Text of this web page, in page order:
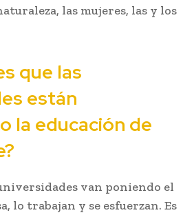
las mujeres, las y los
que las
están
la educación de
van poniendo el
lo trabajan y se esfuerzan. Es